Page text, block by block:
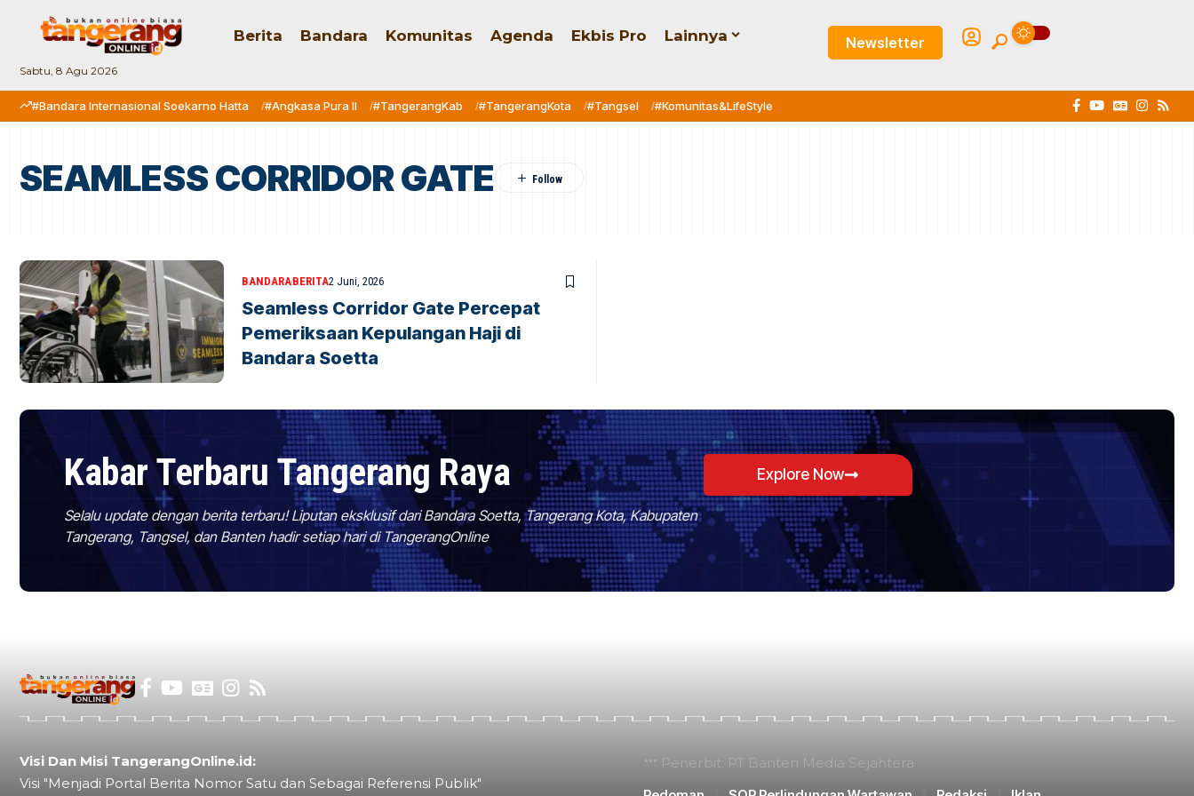
Sabtu, 8 Agu 2026
Berita Bandara Komunitas Agenda Ekbis Pro Lainnya Newsletter
#Bandara Internasional Soekarno Hatta #Angkasa Pura II #TangerangKab #TangerangKota #Tangsel #Komunitas&LifeStyle
SEAMLESS CORRIDOR GATE
BANDARABERITA2 Juni, 2026
Seamless Corridor Gate Percepat
Pemeriksaan Kepulangan Haji di
Bandara Soetta
Kabar Terbaru Tangerang Raya
Selalu update dengan berita terbaru! Liputan eksklusif dari Bandara Soetta, Tangerang Kota, Kabupaten
Tangerang, Tangsel, dan Banten hadir setiap hari di TangerangOnline
Explore Now
Visi Dan Misi TangerangOnline.id:
Visi "Menjadi Portal Berita Nomor Satu dan Sebagai Referensi Publik"
Penerbit: PT Banten Media Sejahtera